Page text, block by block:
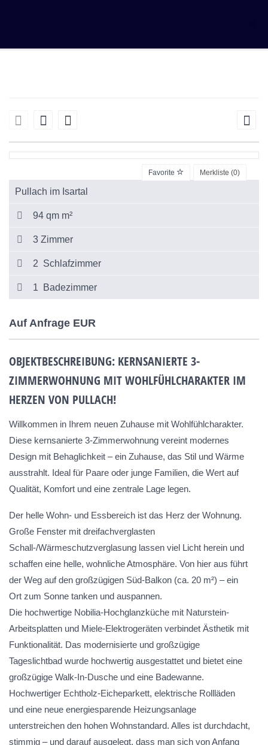
Merkliste (0)
Favorite
Pullach im Isartal
94 qm m²
3 Zimmer
2 Schlafzimmer
1 Badezimmer
Auf Anfrage EUR
OBJEKTBESCHREIBUNG: KERNSANIERTE 3-
ZIMMERWOHNUNG MIT WOHLFÜHLCHARAKTER IM
HERZEN VON PULLACH!
Willkommen in Ihrem neuen Zuhause mit Wohlfühlcharakter.
Diese kernsanierte 3-Zimmerwohnung vereint modernes
Design mit Behaglichkeit – ein Zuhause, das Stil und Wärme
ausstrahlt. Ideal für Paare oder junge Familien, die Wert auf
Qualität, Komfort und eine zentrale Lage legen.
Der helle Wohn- und Essbereich ist das Herz der Wohnung.
Große Fenster mit dreifachverglasten
Schall-/Wärmeschutzverglasung lassen viel Licht herein und
schaffen eine helle, wohnliche Atmosphäre. Von hier aus führt
der Weg auf den großzügigen Süd-Balkon (ca. 20 m²) – ein
Ort zum Sonne tanken und auspannen.
Die hochwertige Nobilia-Hochglanzküche mit Naturstein-
Arbeitsplatten und Miele-Elektrogeräten verbindet Ästhetik mit
Funktionalität. Das modernisierte und großzügige
Tageslichtbad wurde hochwertig ausgestattet und bietet eine
großzügige Walk-In-Dusche und eine Badewanne.
Hochwertiger Echtholz-Eicheparkett, elektrische Rollläden
und eine neue energiesparende Heizungsanlage
unterstreichen den hohen Wohnstandard. Alles ist durchdacht,
stimmig – und darauf ausgelegt, dass man sich von Anfang